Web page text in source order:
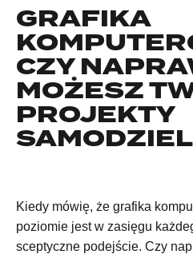
GRAFIKA
CZY
MOŻESZ
PROJEKTY
Kiedy mówię, że grafika
poziomie jest w zasięgu
sceptyczne podejście. Czy